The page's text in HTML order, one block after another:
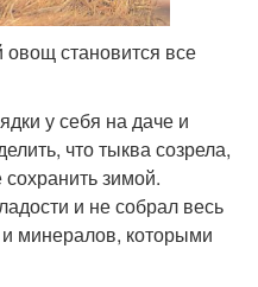
становится все
у себя на даче и
что тыква созрела,
сохранить зимой.
и не собрал весь
минералов, которыми